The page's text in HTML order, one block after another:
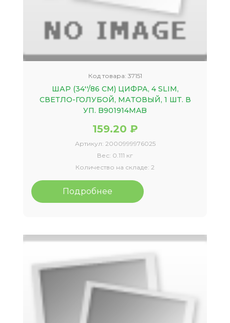
Код товара: 37151
ШАР (34''/86 СМ) ЦИФРА, 4 SLIM,
СВЕТЛО-ГОЛУБОЙ, МАТОВЫЙ, 1 ШТ. В
УП. B901914MAB
159.20 ₽
Артикул: 2000999976025
Вес: 0.111 кг
Количество на складе: 2
Подробнее